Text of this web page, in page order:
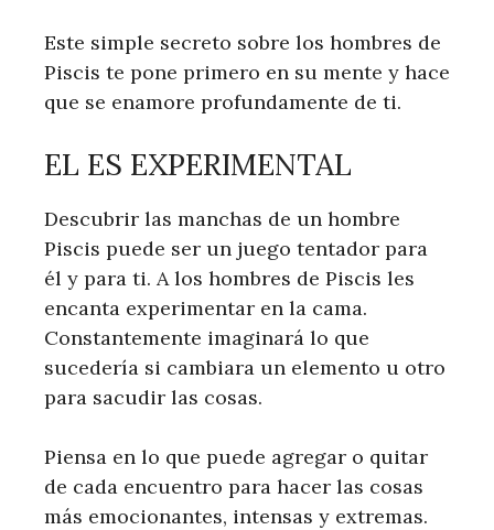
Este simple secreto sobre los hombres de
Piscis te pone primero en su mente y hace
que se enamore profundamente de ti.
EL ES EXPERIMENTAL
Descubrir las manchas de un hombre
Piscis puede ser un juego tentador para
él y para ti. A los hombres de Piscis les
encanta experimentar en la cama.
Constantemente imaginará lo que
sucedería si cambiara un elemento u otro
para sacudir las cosas.
Piensa en lo que puede agregar o quitar
de cada encuentro para hacer las cosas
más emocionantes, intensas y extremas.